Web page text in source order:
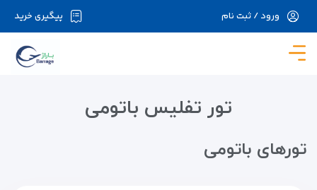
در حال حاضر ارتباط با سرور قطع می باشد لطفا
پیگیری خرید ورود / ثبت نام
تور تفلیس باتومی
تور‌های باتومی